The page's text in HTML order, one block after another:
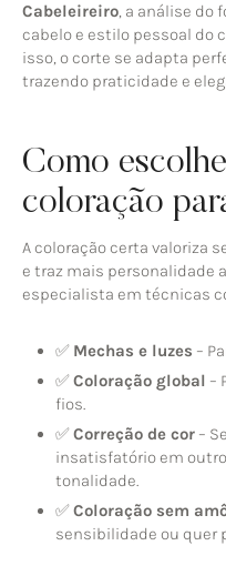
Cabeleireiro, a análise do
cabelo e estilo pessoal do
isso, o corte se adapta
trazendo praticidade e
Como
coloração
A coloração certa valoriza
e traz mais personalidade
especialista em técnicas
✅ Mechas e luzes –
✅Coloração global –
fios.
✅Correção de cor –
insatisfatório em
tonalidade.
✅Coloração sem
sensibilidade ou quer